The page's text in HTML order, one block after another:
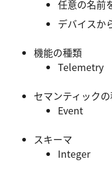
任意の名前
デバイスか
機能の種類
Telemetry
セマンティック
Event
スキーマ
Integer